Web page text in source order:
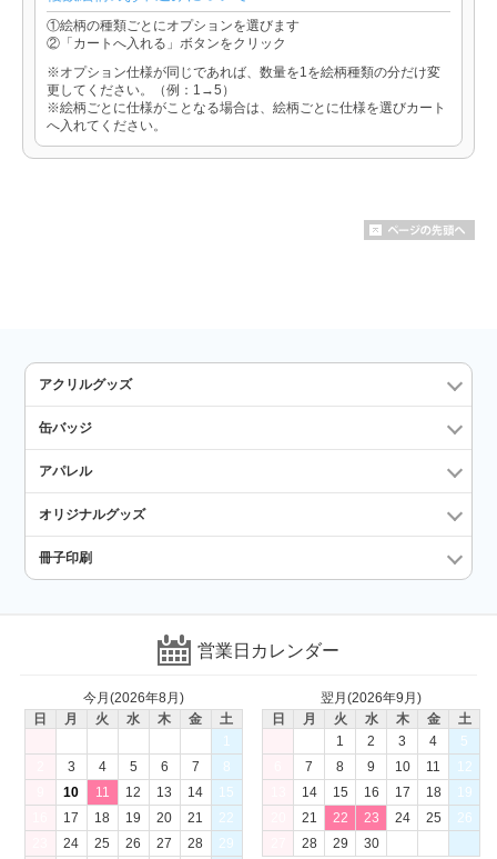
①絵柄の種類ごとにオプションを選びます
②「カートへ入れる」ボタンをクリック
※オプション仕様が同じであれば、数量を1を絵柄種類の分だけ変
更してください。（例：1→5）
※絵柄ごとに仕様がことなる場合は、絵柄ごとに仕様を選びカート
へ入れてください。
アクリルグッズ
缶バッジ
アパレル
オリジナルグッズ
冊子印刷
営業日カレンダー
今月(2026年8月)
日
月 火 水 木 金
土
1
3 4 5 6 7
8
10 11 12 13 14
15
17 18 19 20 21
22
24 25 26 27 28
29
翌月(2026年9月)
日
月 火 水 木 金
土
1
2 3 4
5
7 8 9 10 11
12
14 15 16 17 18
19
21 22 23 24 25
26
28 29 30